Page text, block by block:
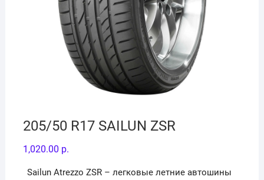
205/50 R17 SAILUN ZSR
1,020.00 р.
Sailun Atrezzo ZSR – легковые летние автошины